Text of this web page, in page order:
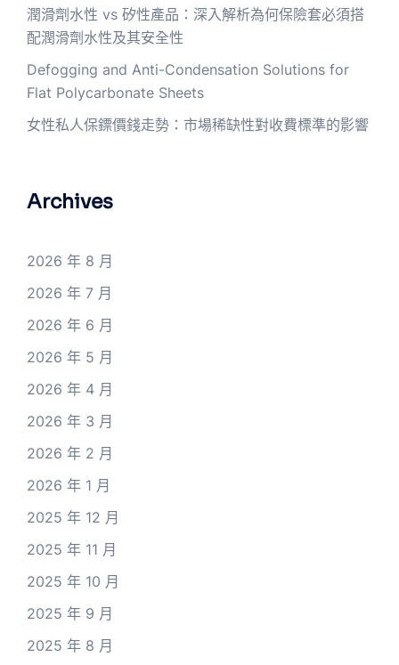
潤滑劑水性 vs 矽性產品：深入解析為何保險套必須搭
配潤滑劑水性及其安全性
Defogging and Anti-Condensation Solutions for
Flat Polycarbonate Sheets
女性私人保鏢價錢走勢：市場稀缺性對收費標準的影響
Archives
2026 年 8 月
2026 年 7 月
2026 年 6 月
2026 年 5 月
2026 年 4 月
2026 年 3 月
2026 年 2 月
2026 年 1 月
2025 年 12 月
2025 年 11 月
2025 年 10 月
2025 年 9 月
2025 年 8 月